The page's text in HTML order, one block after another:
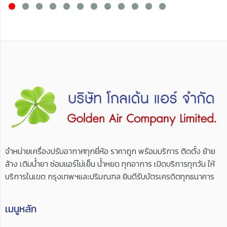
จำหน่ายเครื่องปรับอากาศทุกยี่ห้อ ราคาถูก พร้อมบริการ ติดตั้ง ย้าย
ล้าง เติมน้ำยา ซ่อมแอร์ไม่เย็น น้ำหยด ทุกอาการ เปิดบริการทุกวัน ให้
บริการในเขต กรุงเทพฯและปริมณฑล ยินดีรับบัตรเครดิตทุกธนาคาร
เมนูหลัก